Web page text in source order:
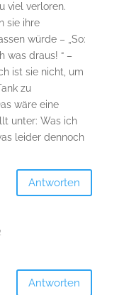
viel verloren.
sie ihre
würde – „So:
was draus! “ –
ist sie nicht, um
zu
wäre eine
unter: Was ich
leider dennoch
Antworten
Antworten